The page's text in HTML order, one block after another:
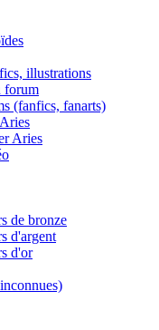
illustrations
forum
(fanfics, fanarts)
Aries
de bronze
d'argent
d'or